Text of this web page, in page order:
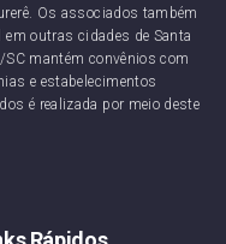
Os associados também
outras cidades de Santa
mantém convênios com
e estabelecimentos
é realizada por meio deste